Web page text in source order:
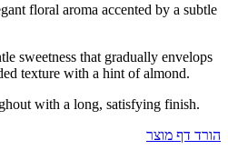
floral aroma accented by a subtle
sweetness that gradually envelops
texture with a hint of almond.
with a long, satisfying finish.
הורד דף מוצר